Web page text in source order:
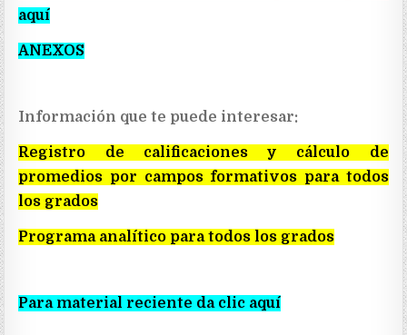
aquí
ANEXOS
Información que te puede interesar:
Registro de calificaciones y cálculo de
promedios por campos formativos para todos
los grados
Programa analítico para todos los grados
Para material reciente da clic aquí